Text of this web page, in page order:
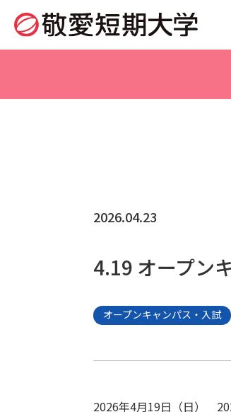
2026.04.23
4.19 オープン
オープンキャンパス・入試
2026年4月19日（日）